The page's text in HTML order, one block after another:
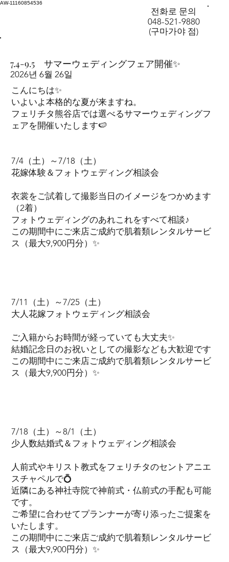
AW-11160854536
전화로 문의
048-521-9880
(구마가야 점)
7.4-9.5 サマーウェディングフェア開催✨
2026년 6월 26일
こんにちは✨
いよいよ本格的な夏が来ますね。
フェリチタ熊谷店では選べるサマーウェディングフ
ェアを開催いたします🍉
7/4（土）～7/18（土）
花嫁体験＆フォトウェディング相談会
衣裳をご試着して撮影当日のイメージをつかめます
（2着）
フォトウェディングのあれこれをすべて相談♪
この期間中にご来店ご成約で肌着類レンタルサービ
ス（最大9,900円分）✨
7/11（土）～7/25（土）
大人花嫁フォトウェディング相談会
ご入籍からお時間が経っていても大丈夫✨
結婚記念日のお祝いとしての撮影なども大歓迎です
この期間中にご来店ご成約で肌着類レンタルサービ
ス（最大9,900円分）✨
7/18（土）～8/1（土）
少人数結婚式＆フォトウェディング相談会
人前式やキリスト教式をフェリチタのセントアニエ
スチャペルで💍
近隣にある神社寺院で神前式・仏前式の手配も可能
です。
ご希望に合わせてプランナーが寄り添ったご提案を
いたします。
この期間中にご来店ご成約で肌着類レンタルサービ
ス（最大9,900円分）✨